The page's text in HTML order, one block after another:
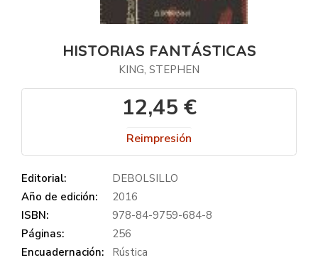
HISTORIAS FANTÁSTICAS
KING, STEPHEN
12,45 €
Reimpresión
Editorial:
DEBOLSILLO
Año de edición:
2016
ISBN:
978-84-9759-684-8
Páginas:
256
Encuadernación:
Rústica